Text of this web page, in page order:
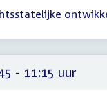
- 11:15 uur